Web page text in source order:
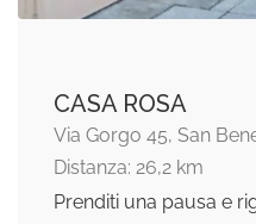
CASA ROSA
Via Gorgo 45, San
Distanza: 26,2 km
Prenditi una pausa e